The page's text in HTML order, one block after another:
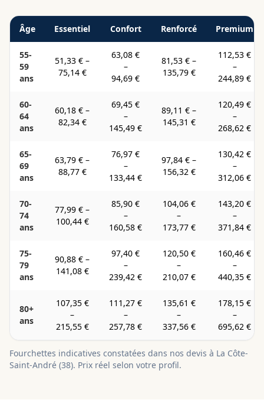
Âge Essentiel Confort Renforcé Premium
55-
59
ans
51,33 € –
75,14 €
63,08 €
–
94,69 €
81,53 € –
135,79 €
112,53 €
–
244,89 €
60-
64
ans
60,18 € –
82,34 €
69,45 €
–
145,49 €
89,11 € –
145,31 €
120,49 €
–
268,62 €
65-
69
ans
63,79 € –
88,77 €
76,97 €
–
133,44 €
97,84 € –
156,32 €
130,42 €
–
312,06 €
70-
74
ans
77,99 € –
100,44 €
85,90 €
–
160,58 €
104,06 €
–
173,77 €
143,20 €
–
371,84 €
75-
79
ans
90,88 € –
141,08 €
97,40 €
–
239,42 €
120,50 €
–
210,07 €
160,46 €
–
440,35 €
80+
ans
107,35 €
–
215,55 €
111,27 €
–
257,78 €
135,61 €
–
337,56 €
178,15 €
–
695,62 €
Fourchettes indicatives constatées dans nos devis à La Côte-
Saint-André (38). Prix réel selon votre profil.